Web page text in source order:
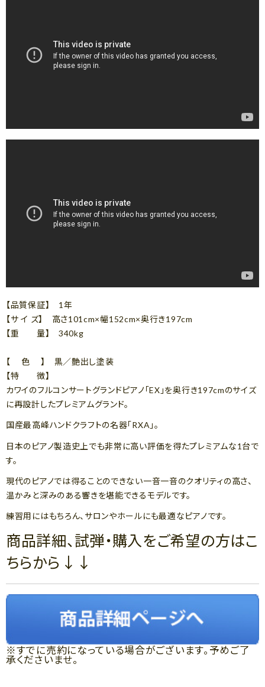
【品質保証】 1年
【サ イ ズ】 高さ101cm×幅152cm×奥行き197cm
【重 量】 340kg
【 色 】 黒／艶出し塗装
【特 徴】
カワイのフルコンサートグランドピアノ「EX」を奥行き197cmのサイズ
に再設計したプレミアムグランド。
国産最高峰ハンドクラフトの名器「RXA」。
日本のピアノ製造史上でも非常に高い評価を得たプレミアムな1台で
す。
現代のピアノでは得ることのできない一音一音のクオリティの高さ、
温かみと深みのある響きを堪能できるモデルです。
練習用にはもちろん、サロンやホールにも最適なピアノです。
商品詳細、試弾・購入をご希望の方はこ
ちらから↓↓
※すでに売約になっている場合がございます。予めご了
承くださいませ。